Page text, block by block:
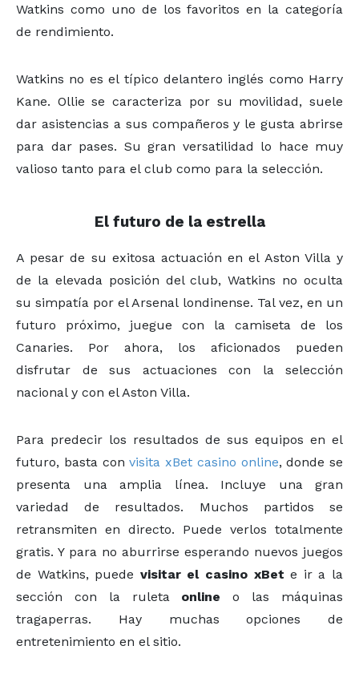
Watkins como uno de los favoritos en la categoría
de rendimiento.
Watkins no es el típico delantero inglés como Harry
Kane. Ollie se caracteriza por su movilidad, suele
dar asistencias a sus compañeros y le gusta abrirse
para dar pases. Su gran versatilidad lo hace muy
valioso tanto para el club como para la selección.
El futuro de la estrella
A pesar de su exitosa actuación en el Aston Villa y
de la elevada posición del club, Watkins no oculta
su simpatía por el Arsenal londinense. Tal vez, en un
futuro próximo, juegue con la camiseta de los
Canaries. Por ahora, los aficionados pueden
disfrutar de sus actuaciones con la selección
nacional y con el Aston Villa.
Para predecir los resultados de sus equipos en el
futuro, basta convisita xBet casino online, donde se
presenta una amplia línea. Incluye una gran
variedad de resultados. Muchos partidos se
retransmiten en directo. Puede verlos totalmente
gratis. Y para no aburrirse esperando nuevos juegos
de Watkins, puede visitar el casino xBet e ir a la
sección con la ruleta online o las máquinas
tragaperras. Hay muchas opciones de
entretenimiento en el sitio.